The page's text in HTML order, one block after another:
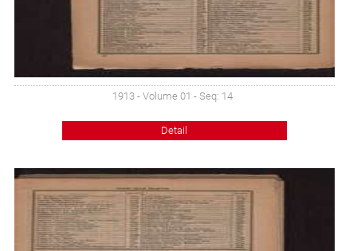
1913 - Volume 01 - Seq: 14
Detail